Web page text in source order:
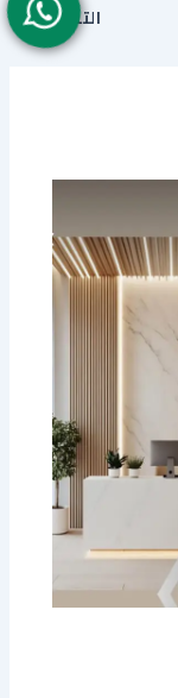
التالي